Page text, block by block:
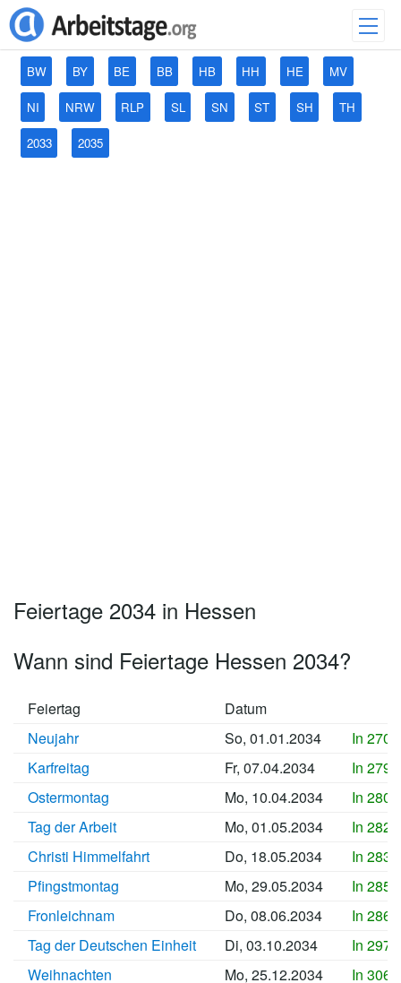
BW BY BE BB HB HH HE MV
NI NRW RLP SL SN ST SH TH
2033 2035
Feiertage 2034 in Hessen
Wann sind Feiertage Hessen 2034?
Feiertag
Datum
Neujahr
So, 01.01.2034
In
Karfreitag
Fr, 07.04.2034
In
Ostermontag
Mo, 10.04.2034
In
Tag der Arbeit
Mo, 01.05.2034
In
Christi Himmelfahrt
Do, 18.05.2034
In
Pfingstmontag
Mo, 29.05.2034
In
Fronleichnam
Do, 08.06.2034
In
Tag der Deutschen Einheit
Di, 03.10.2034
In
Weihnachten
Mo, 25.12.2034
In